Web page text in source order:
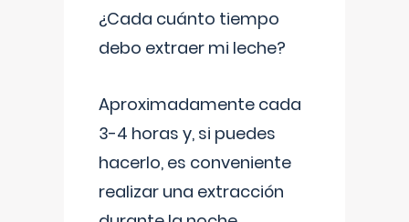
¿Cada cuánto tiempo
debo extraer mi leche?
Aproximadamente cada
3-4 horas y, si puedes
hacerlo, es conveniente
realizar una extracción